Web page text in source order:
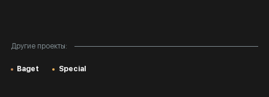
Другие проекты:
Baget Special